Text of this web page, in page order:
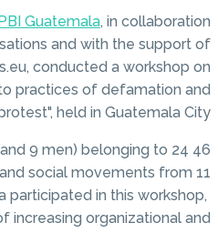
On 29 and 30 June 2016,PBI
with various local
ProtectDefenders.eu,
"Preventing and reacting to
criminalisation of social
46 people (37 women
organizations and
departments of Guatemala
organised with the aim of